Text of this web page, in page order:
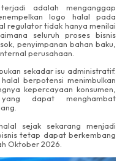
adalah menganggap
logo halal pada
regulator tidak hanya menilai
seluruh proses bisnis
penyimpanan bahan baku,
perusahaan.
sekadar isu administratif.
berpotensi menimbulkan
kepercayaan konsumen,
dapat menghambat
sejak sekarang menjadi
tetap dapat berkembang
Oktober 2026.